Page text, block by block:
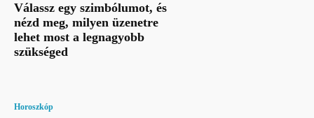
Válassz egy szimbólumot, és
nézd meg, milyen üzenetre
lehet most a legnagyobb
szükséged
Horoszkóp